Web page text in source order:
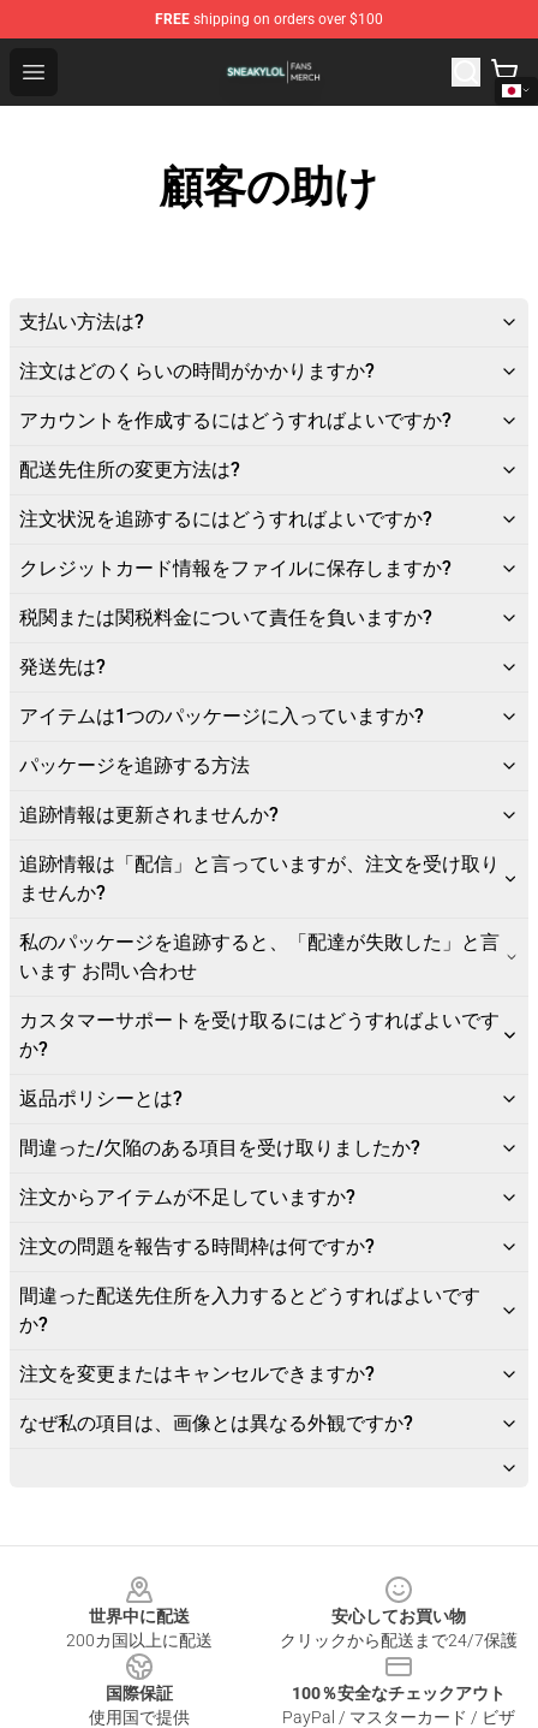
FREE shipping on orders over $100
Open menu
Sneakylol Shop - Official Sneakylol Merchandise Store
顧客の助け
支払い方法は?
注文はどのくらいの時間がかかりますか?
アカウントを作成するにはどうすればよいですか?
配送先住所の変更方法は?
注文状況を追跡するにはどうすればよいですか?
クレジットカード情報をファイルに保存しますか?
税関または関税料金について責任を負いますか?
発送先は?
アイテムは1つのパッケージに入っていますか?
パッケージを追跡する方法
追跡情報は更新されませんか?
追跡情報は「配信」と言っていますが、注文を受け取り
ませんか?
私のパッケージを追跡すると、「配達が失敗した」と言
います お問い合わせ
カスタマーサポートを受け取るにはどうすればよいです
か?
返品ポリシーとは?
間違った/欠陥のある項目を受け取りましたか?
注文からアイテムが不足していますか?
注文の問題を報告する時間枠は何ですか?
間違った配送先住所を入力するとどうすればよいです
か?
注文を変更またはキャンセルできますか?
なぜ私の項目は、画像とは異なる外観ですか?
世界中に配送
200カ国以上に配送
安心してお買い物
クリックから配送まで24/7保護
国際保証
使用国で提供
100％安全なチェックアウト
PayPal / マスターカード / ビザ